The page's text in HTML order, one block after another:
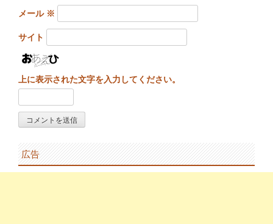
メール ※
サイト
上に表示された文字を入力してください。
広告